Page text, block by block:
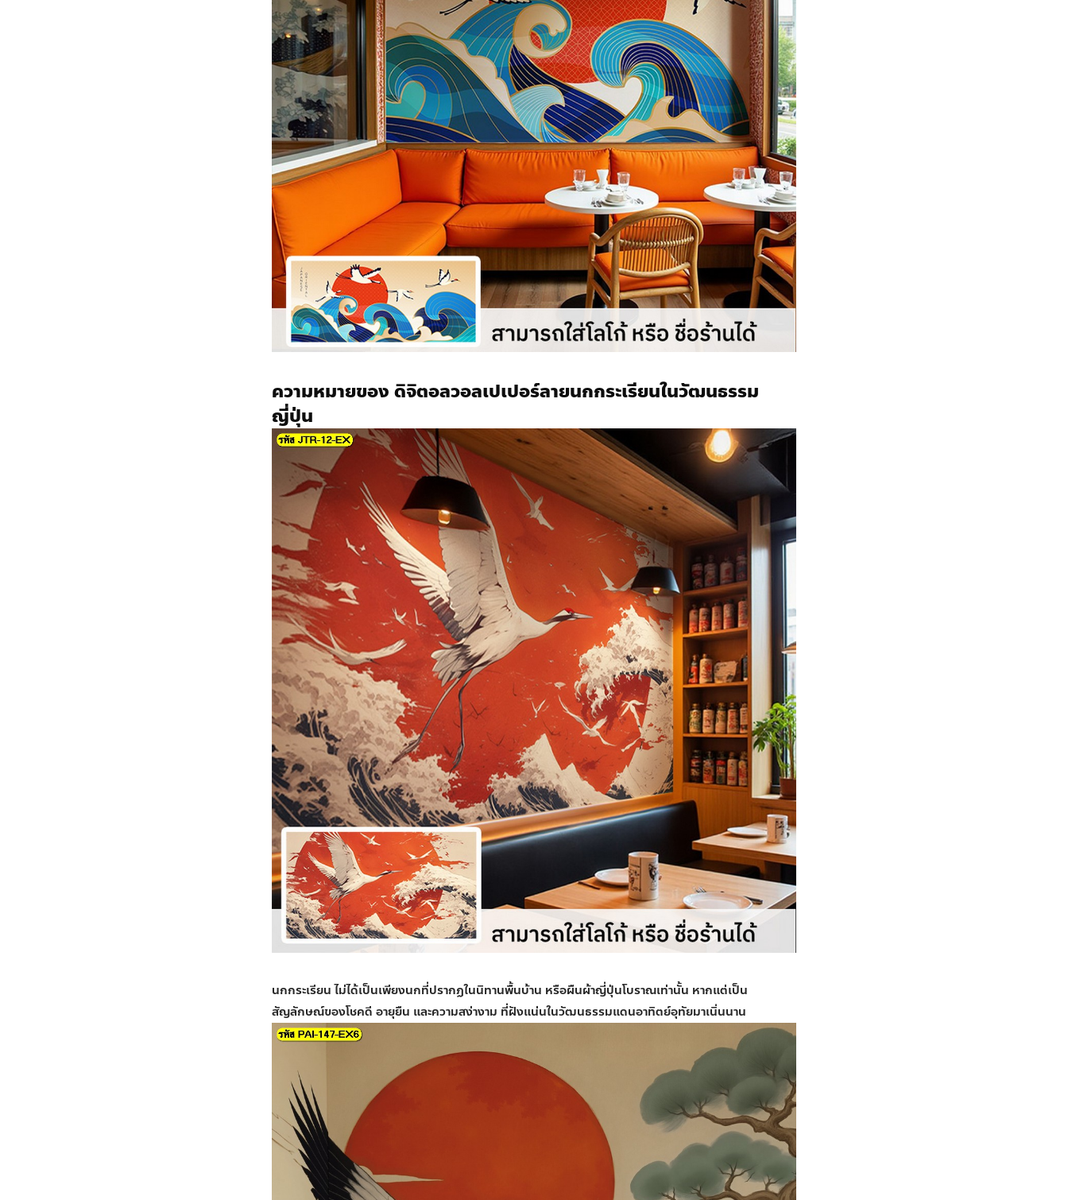
ความหมายของ ดิจิตอลวอลเปเปอร์ลายนกกระเรียนในวัฒนธรรม
ญี่ปุ่น
นกกระเรียน ไม่ได้เป็นเพียงนกที่ปรากฏในนิทานพื้นบ้าน หรือผืนผ้าญี่ปุ่นโบราณเท่านั้น หากแต่เป็น
สัญลักษณ์ของโชคดี อายุยืน และความสง่างาม ที่ฝังแน่นในวัฒนธรรมแดนอาทิตย์อุทัยมาเนิ่นนาน